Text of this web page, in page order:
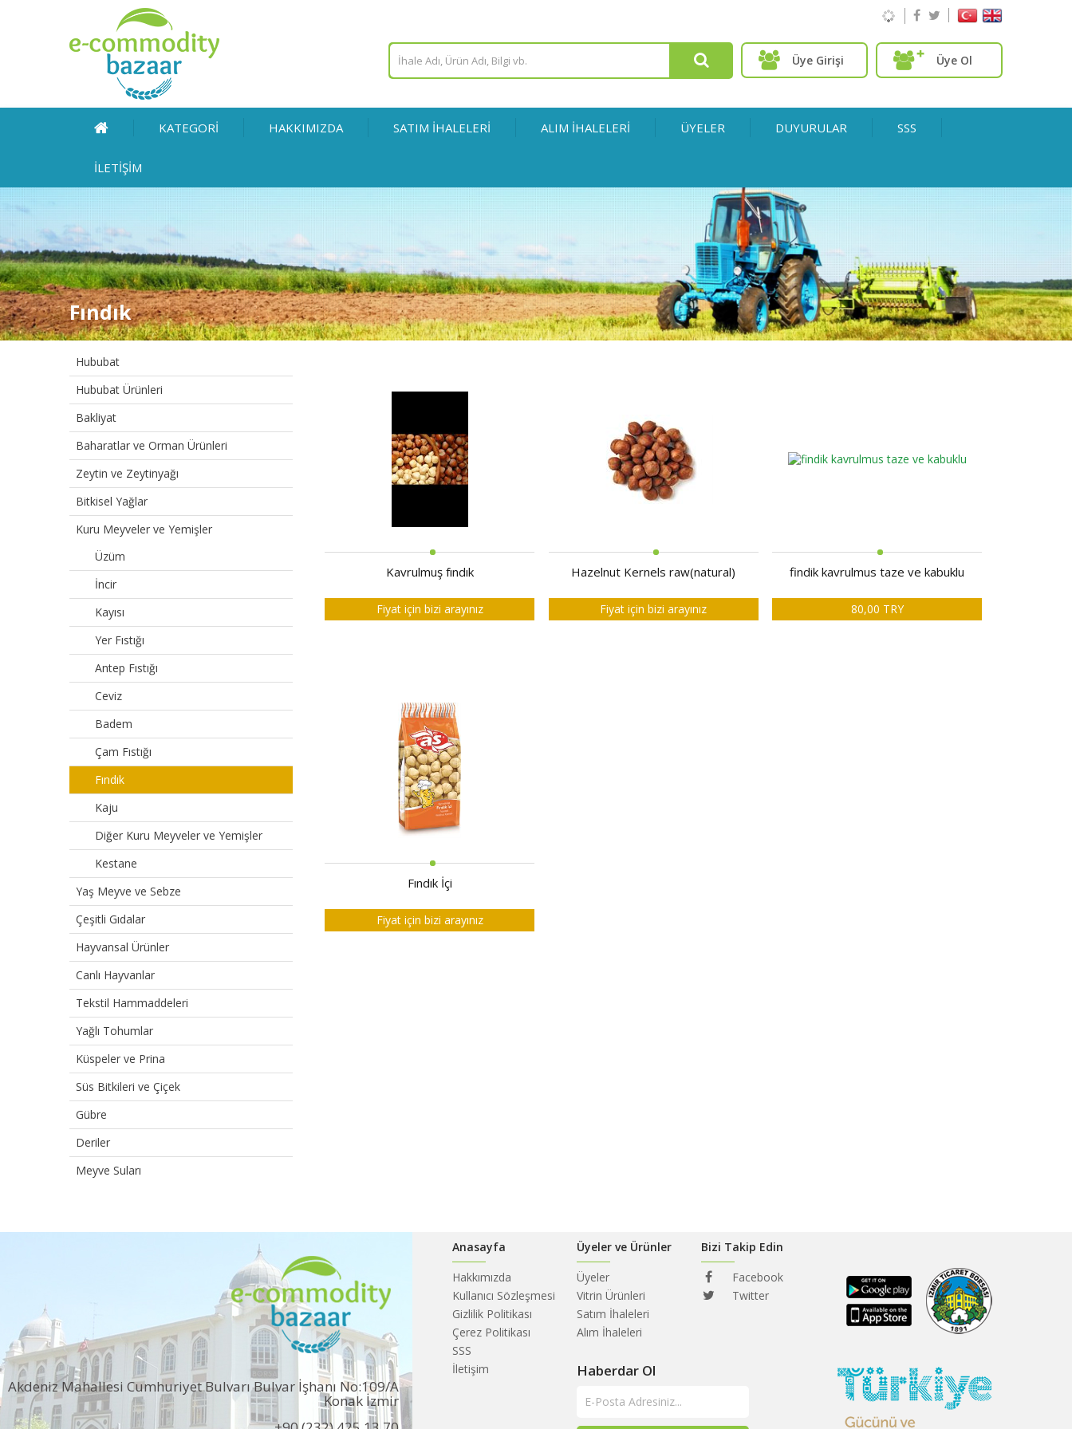
Üye Girişi Üye Ol
KATEGORİ HAKKIMIZDA SATIM İHALELERİ ALIM İHALELERİ ÜYELER DUYURULAR SSS
İLETİŞİM
Fındık
Hububat
Hububat Ürünleri
Bakliyat
Baharatlar ve Orman Ürünleri
Zeytin ve Zeytinyağı
Bitkisel Yağlar
Kuru Meyveler ve Yemişler
Üzüm
İncir
Kayısı
Yer Fıstığı
Antep Fıstığı
Ceviz
Badem
Çam Fıstığı
Fındık
Kaju
Diğer Kuru Meyveler ve Yemişler
Kestane
Yaş Meyve ve Sebze
Çeşitli Gıdalar
Hayvansal Ürünler
Canlı Hayvanlar
Tekstil Hammaddeleri
Yağlı Tohumlar
Küspeler ve Prina
Süs Bitkileri ve Çiçek
Gübre
Deriler
Meyve Suları
Kavrulmuş fındık
Fiyat için bizi arayınız
Hazelnut Kernels raw(natural)
Fiyat için bizi arayınız
findik kavrulmus taze ve kabuklu
80,00 TRY
Fındık İçi
Fiyat için bizi arayınız
Akdeniz Mahallesi Cumhuriyet Bulvarı Bulvar İşhanı No:109/A
Konak İzmir
Anasayfa
Hakkımızda
Kullanıcı Sözleşmesi
Gizlilik Politikası
Çerez Politikası
SSS
İletişim
Üyeler ve Ürünler
Üyeler
Vitrin Ürünleri
Satım İhaleleri
Alım İhaleleri
Bizi Takip Edin
Facebook
Twitter
Haberdar Ol